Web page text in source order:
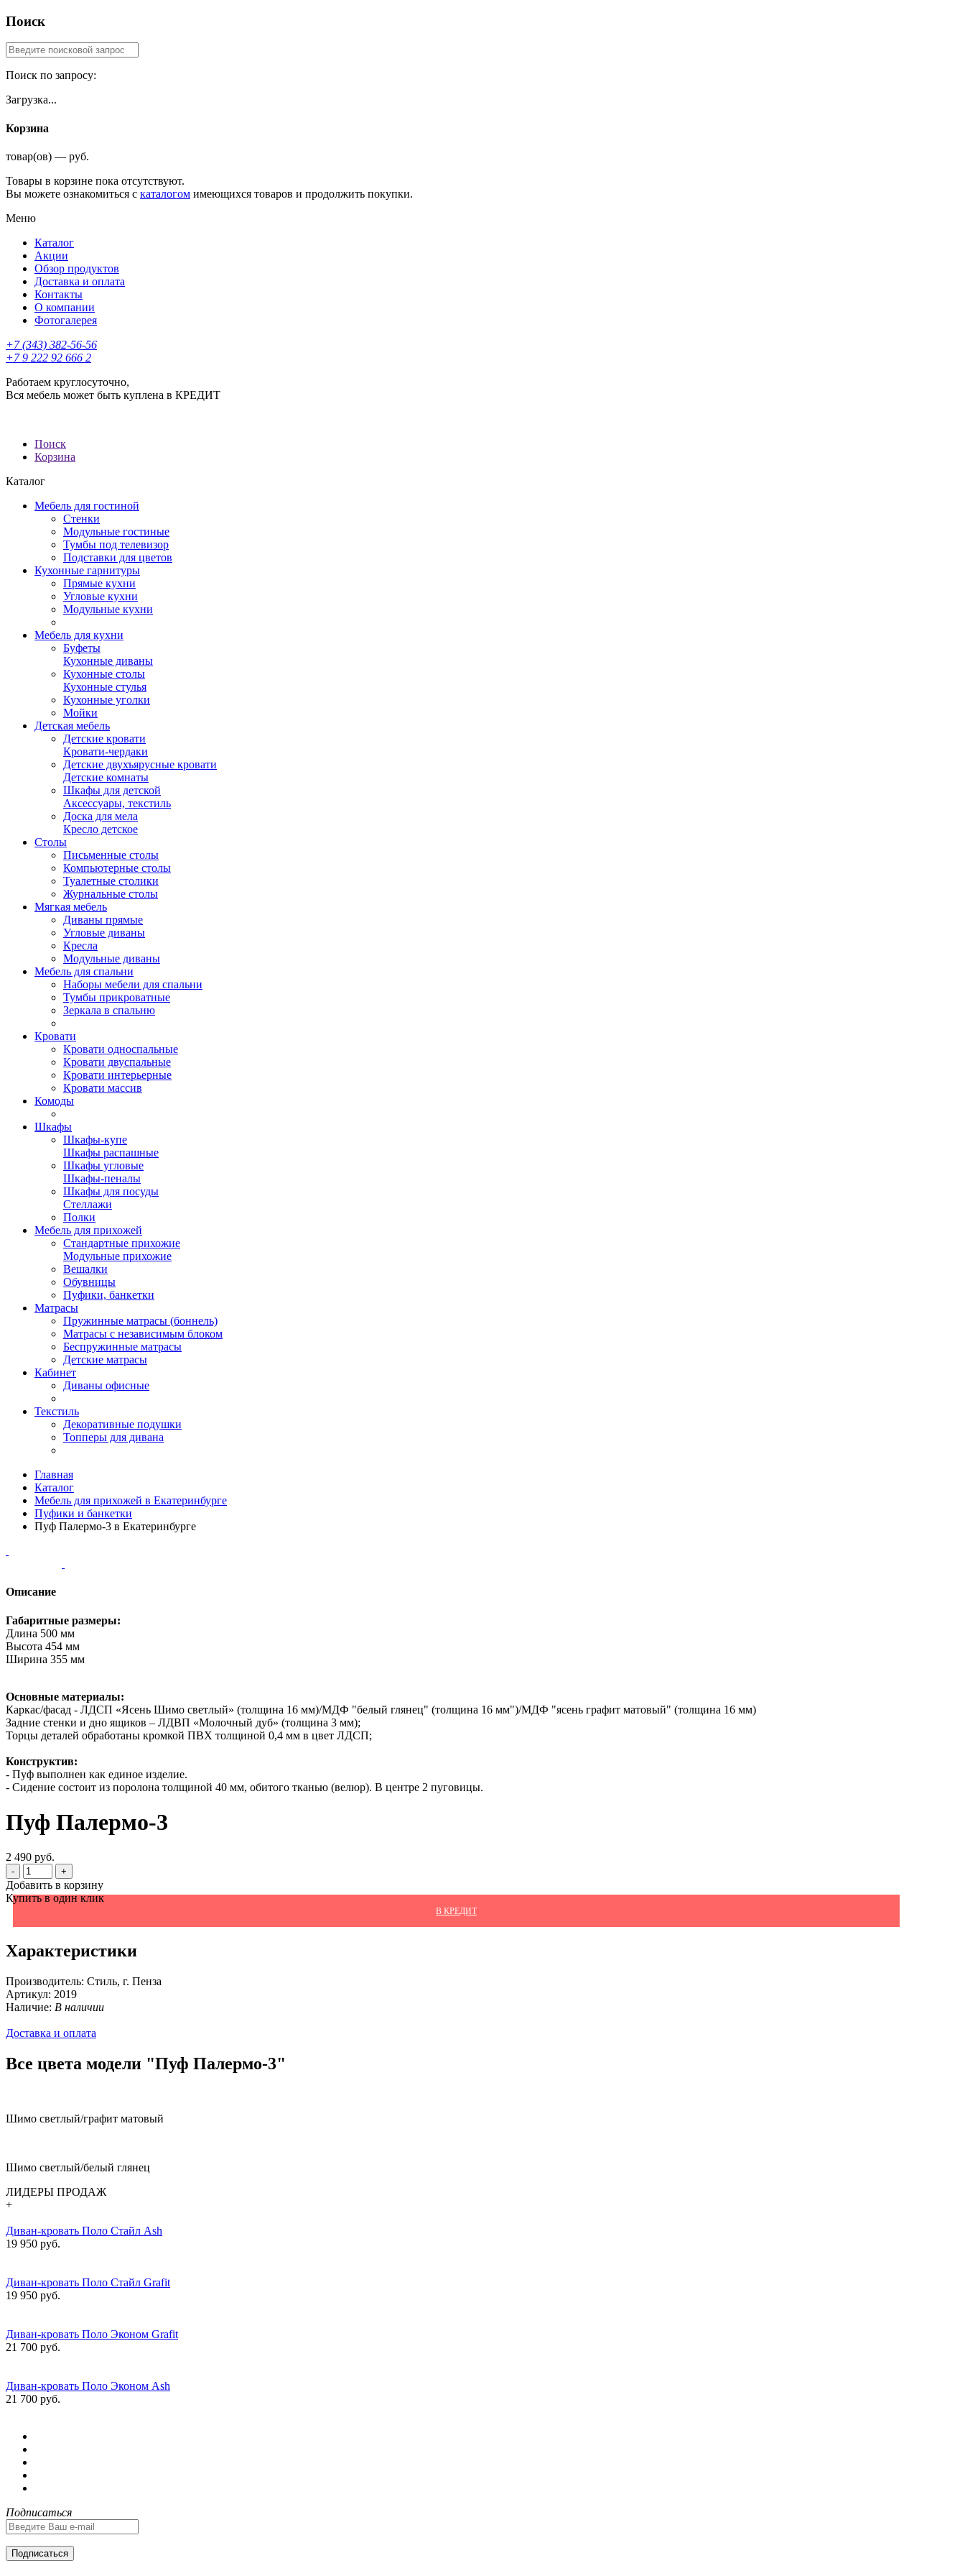
Поиск
Поиск по запросу:
Загрузка...
Корзина
товар(ов) — руб.
Товары в корзине пока отсутствуют.
Вы можете ознакомиться с каталогом имеющихся товаров и продолжить покупки.
Меню
Каталог
Акции
Обзор продуктов
Доставка и оплата
Контакты
О компании
Фотогалерея
+7 (343) 382-56-56
+7 9 222 92 666 2
Работаем круглосуточно,
Вся мебель может быть куплена в КРЕДИТ
Поиск
Корзина
Каталог
Мебель для гостиной
Стенки
Модульные гостиные
Тумбы под телевизор
Подставки для цветов
Кухонные гарнитуры
Прямые кухни
Угловые кухни
Модульные кухни
Мебель для кухни
Буфеты
Кухонные диваны
Кухонные столы
Кухонные стулья
Кухонные уголки
Мойки
Детская мебель
Детские кровати
Кровати-чердаки
Детские двухъярусные кровати
Детские комнаты
Шкафы для детской
Аксессуары, текстиль
Доска для мела
Кресло детское
Столы
Письменные столы
Компьютерные столы
Туалетные столики
Журнальные столы
Мягкая мебель
Диваны прямые
Угловые диваны
Кресла
Модульные диваны
Мебель для спальни
Наборы мебели для спальни
Тумбы прикроватные
Зеркала в спальню
Кровати
Кровати односпальные
Кровати двуспальные
Кровати интерьерные
Кровати массив
Комоды
Шкафы
Шкафы-купе
Шкафы распашные
Шкафы угловые
Шкафы-пеналы
Шкафы для посуды
Стеллажи
Полки
Мебель для прихожей
Стандартные прихожие
Модульные прихожие
Вешалки
Обувницы
Пуфики, банкетки
Матрасы
Пружинные матрасы (боннель)
Матрасы с независимым блоком
Беспружинные матрасы
Детские матрасы
Кабинет
Диваны офисные
Текстиль
Декоративные подушки
Топперы для дивана
Главная
Каталог
Мебель для прихожей в Екатеринбурге
Пуфики и банкетки
Пуф Палермо-3 в Екатеринбурге
Описание
Габаритные размеры:
Длина 500 мм
Высота 454 мм
Ширина 355 мм
Основные материалы:
Каркас/фасад - ЛДСП «Ясень Шимо светлый» (толщина 16 мм)/МДФ "белый глянец" (толщина 16 мм")/МДФ "ясень графит матовый" (толщина 16 мм)
Задние стенки и дно ящиков – ЛДВП «Молочный дуб» (толщина 3 мм);
Торцы деталей обработаны кромкой ПВХ толщиной 0,4 мм в цвет ЛДСП;
Конструктив:
- Пуф выполнен как единое изделие.
- Сидение состоит из поролона толщиной 40 мм, обитого тканью (велюр). В центре 2 пуговицы.
Пуф Палермо-3
2 490 руб.
- +
Добавить в корзину
Купить в один клик
В КРЕДИТ
Характеристики
Производитель: Стиль, г. Пенза
Артикул: 2019
Наличие: В наличии
Доставка и оплата
Все цвета модели "Пуф Палермо-3"
Шимо светлый/графит матовый
Шимо светлый/белый глянец
ЛИДЕРЫ ПРОДАЖ
+
Диван-кровать Поло Стайл Ash
19 950 руб.
Диван-кровать Поло Стайл Grafit
19 950 руб.
Диван-кровать Поло Эконом Grafit
21 700 руб.
Диван-кровать Поло Эконом Ash
21 700 руб.
Подписаться
Подписаться